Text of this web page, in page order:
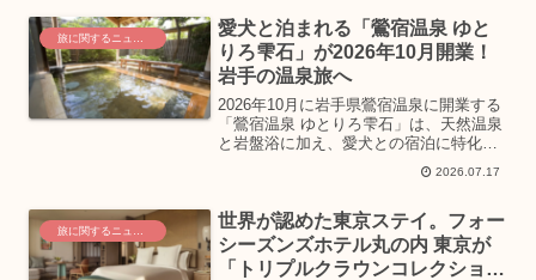
紹介します。
愛犬と泊まれる「鶯宿温泉 ゆと
りろ雫石」が2026年10月開業！
岩手の温泉旅へ
2026年10月に岩手県鶯宿温泉に開業する
「鶯宿温泉 ゆとりろ雫石」は、天然温泉
と岩盤浴に加え、愛犬との宿泊に特化し
たサービスを提供する新しい温泉旅館で
す。愛犬預かりルームやドッグランを完
快適に過ごせるよう工夫されています。
女子旅や愛犬との旅行を計画中の方にぴ
ったりの、心温まる滞在を提案します。
2026.07.17
世界が認めた東京ステイ。フォー
シーズンズホテル丸の内 東京が
「トリプルクラウンコレクショ